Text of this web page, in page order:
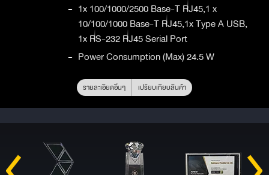
- 1x 100/1000/2500 Base-T RJ45,1 x
10/100/1000 Base-T RJ45,1x Type A USB,
1x RS-232 RJ45 Serial Port
- Power Consumption (Max) 24.5 W
รายละเอียดอื่นๆ เปรียบเทียบสินค้า